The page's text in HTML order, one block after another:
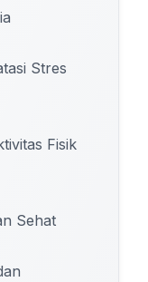
Stres
Fisik
Sehat